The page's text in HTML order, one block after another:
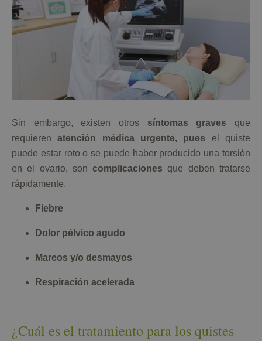
Sin embargo, existen otros síntomas gravesque
requieren atención médica urgente, pues el quiste
puede estar roto o se puede haber producido una torsión
en el ovario, soncomplicacionesque deben tratarse
rápidamente.
Fiebre
Dolor pélvico agudo
Mareos y/o desmayos
Respiración acelerada
¿Cuál es el tratamiento para los quistes